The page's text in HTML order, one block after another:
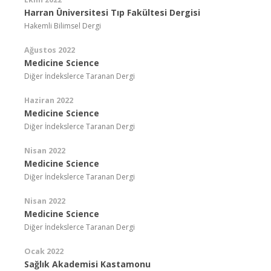
Harran Üniversitesi Tıp Fakültesi Dergisi
Hakemli Bilimsel Dergi
Ağustos 2022
Medicine Science
Diğer İndekslerce Taranan Dergi
Haziran 2022
Medicine Science
Diğer İndekslerce Taranan Dergi
Nisan 2022
Medicine Science
Diğer İndekslerce Taranan Dergi
Nisan 2022
Medicine Science
Diğer İndekslerce Taranan Dergi
Ocak 2022
Sağlık Akademisi Kastamonu